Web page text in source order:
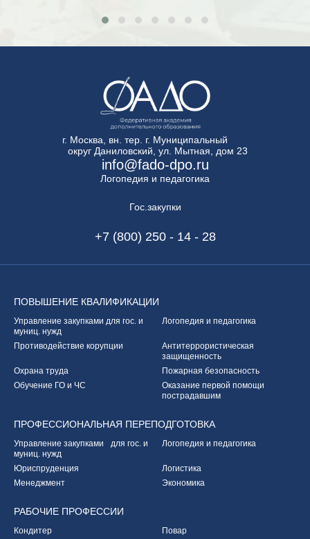
г. Москва, вн. тер. г. Муниципальный
округ Даниловский, ул. Мытная, дом 23
info@fado-dpo.ru
Логопедия и педагогика
Гос.закупки
+7 (800) 250 - 14 - 28
ПОВЫШЕНИЕ КВАЛИФИКАЦИИ
Управление закупками для гос. и
муниц. нужд
Логопедия и педагогика
Противодействие корупции
Антитеррористическая
защищенность
Охрана труда
Пожарная безопасность
Обучение ГО и ЧС
Оказание первой помощи
пострадавшим
ПРОФЕССИОНАЛЬНАЯ ПЕРЕПОДГОТОВКА
Управление закупками для гос. и
муниц. нужд
Логопедия и педагогика
Юриспруденция
Логистика
Менеджмент
Экономика
РАБОЧИЕ ПРОФЕССИИ
Кондитер
Повар